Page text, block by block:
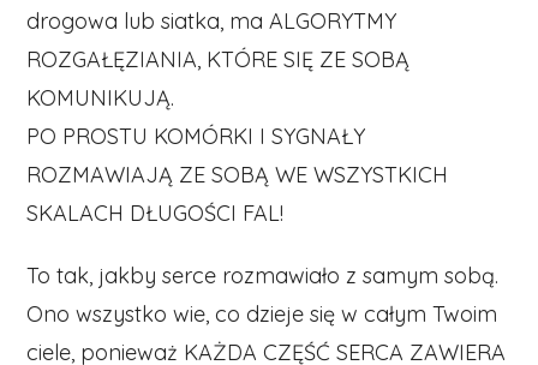
drogowa lub siatka, ma ALGORYTMY
ROZGAŁĘZIANIA, KTÓRE SIĘ ZE SOBĄ
KOMUNIKUJĄ.
PO PROSTU KOMÓRKI I SYGNAŁY
ROZMAWIAJĄ ZE SOBĄ WE WSZYSTKICH
SKALACH DŁUGOŚCI FAL!
To tak, jakby serce rozmawiało z samym sobą.
Ono wszystko wie, co dzieje się w całym Twoim
ciele, ponieważ KAŻDA CZĘŚĆ SERCA ZAWIERA